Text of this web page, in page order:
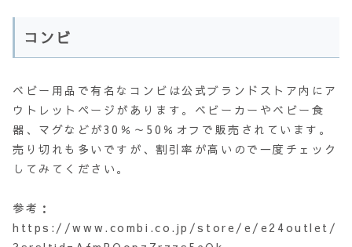
コンビ
ベビー用品で有名なコンビは公式ブランドストア内にア
ウトレットページがあります。ベビーカーやベビー食
器、マグなどが30％～50％オフで販売されています。
売り切れも多いですが、割引率が高いので一度チェック
してみてください。
参考：
https://www.combi.co.jp/store/e/e24outlet/